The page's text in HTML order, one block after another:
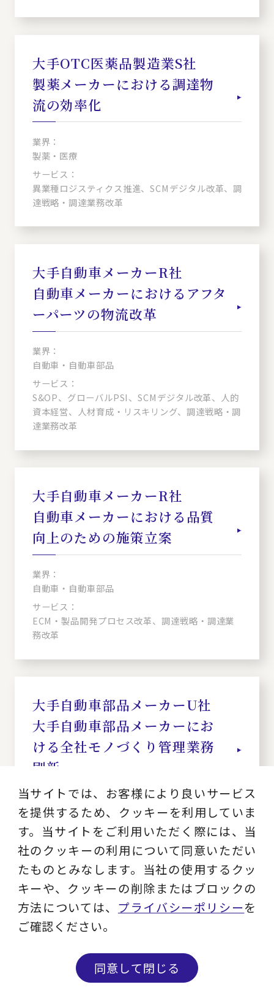
大手OTC医薬品製造業S社
製薬メーカーにおける調達物
流の効率化
業界：
製薬・医療
サービス：
異業種ロジスティクス推進、SCMデジタル改革、調
達戦略・調達業務改革
大手自動車メーカーR社
自動車メーカーにおけるアフタ
ーパーツの物流改革
業界：
自動車・自動車部品
サービス：
S&OP、グローバルPSI、SCMデジタル改革、人的
資本経営、人材育成・リスキリング、調達戦略・調
達業務改革
大手自動車メーカーR社
自動車メーカーにおける品質
向上のための施策立案
業界：
自動車・自動車部品
サービス：
ECM・製品開発プロセス改革、調達戦略・調達業
務改革
大手自動車部品メーカーU社
大手自動車部品メーカーにお
ける全社モノづくり管理業務
刷新
業界：
自動車・自動車部品
サービス：
生産管理システム導入、SCMデジタル改革、BOM
革新、原価管理
大手重工業J社
大型機械メーカーにおける資
格・スキル管理とMES連携
問い合わせる メルマガ登録
当サイトでは、お客様により良いサービス
を提供するため、クッキーを利用していま
す。当サイトをご利用いただく際には、当
社のクッキーの利用について同意いただい
たものとみなします。当社の使用するクッ
キーや、クッキーの削除またはブロックの
方法については、 プライバシーポリシーを
ご確認ください。
同意して閉じる